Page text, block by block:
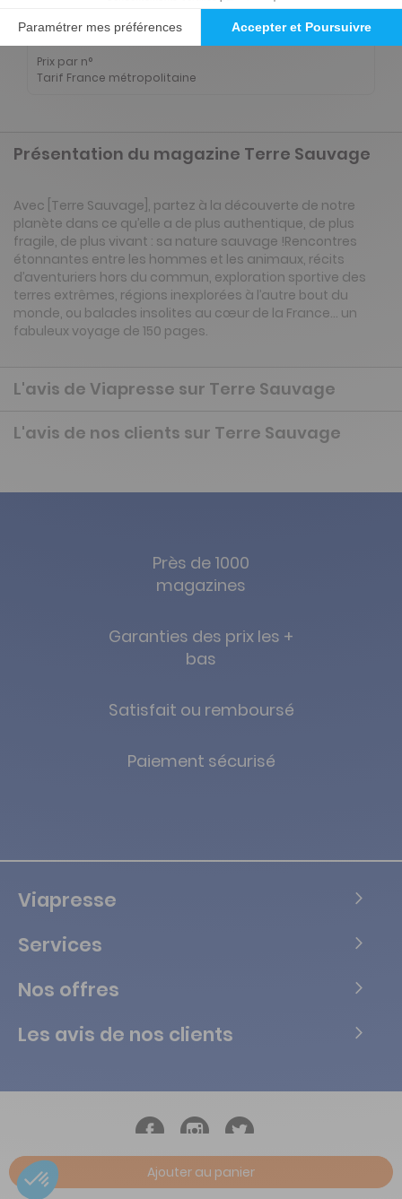
6€30 Tarif Kiosque : 7€50
Prix par n°
Tarif France métropolitaine
Ajouter au panier
Présentation du magazine Terre Sauvage
Avec [Terre Sauvage], partez à la découverte de notre
planète dans ce qu’elle a de plus authentique, de plus
fragile, de plus vivant : sa nature sauvage !Rencontres
étonnantes entre les hommes et les animaux, récits
d’aventuriers hors du commun, exploration sportive des
terres extrêmes, régions inexplorées à l’autre bout du
monde, ou balades insolites au cœur de la France... un
fabuleux voyage de 150 pages.
L'avis de Viapresse sur Terre Sauvage
L'avis de nos clients sur Terre Sauvage
Près de 1000
magazines
Garanties des prix les +
bas
Satisfait ou remboursé
Paiement sécurisé
Viapresse
Services
Nos offres
Les avis de nos clients
Copyright © Tous droits réservés Vialife - 2026.